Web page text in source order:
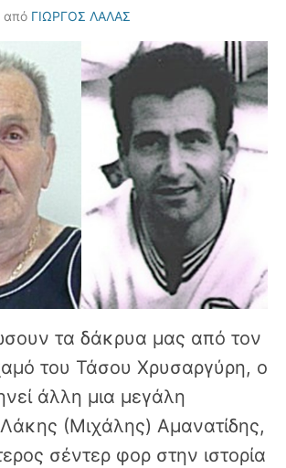
από ΓΙΩΡΓΟΣ ΛΑΛΑΣ
τα δάκρυα μας από τον
του Τάσου Χρυσαργύρη, ο
άλλη μια μεγάλη
(Μιχάλης) Αμανατίδης,
σέντερ φορ στην ιστορία